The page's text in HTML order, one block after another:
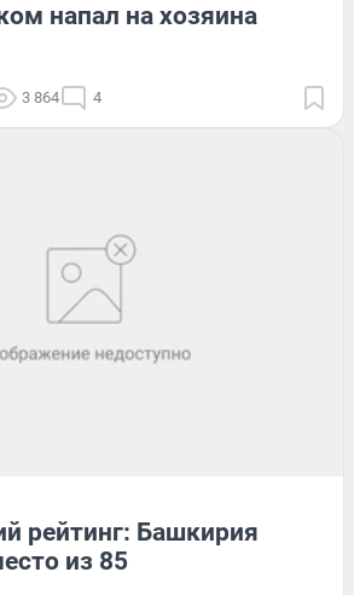
напал на хозяина
3 864 4
рейтинг: Башкирия
из 85